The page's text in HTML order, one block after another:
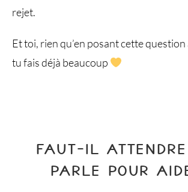
rejet.
Et toi, rien qu’en posant cette
tu fais déjà beaucoup
FAUT-IL ATTENDRE
PARLE POUR